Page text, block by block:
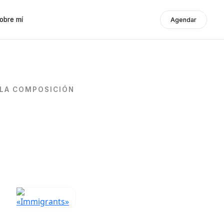
mí Agendar
COMPOSICIÓN